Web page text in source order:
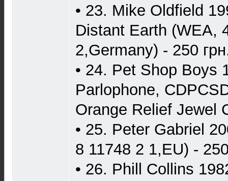
• 23. Mike Oldfield
Distant Earth (WEA,
2,Germany) - 250
• 24. Pet Shop Boys
Parlophone,
Orange Relief Jewel
• 25. Peter Gabriel
8 11748 2 1,EU) -
• 26. Phill Collins